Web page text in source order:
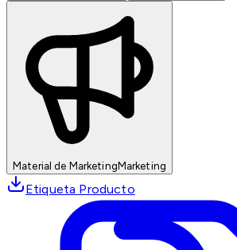
Material de MarketingMarketing
Etiqueta Producto